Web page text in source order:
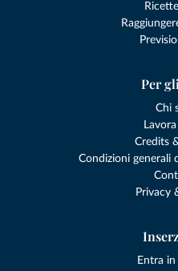
Per
Chi
Credits
Condizioni generali
Privacy
Entra